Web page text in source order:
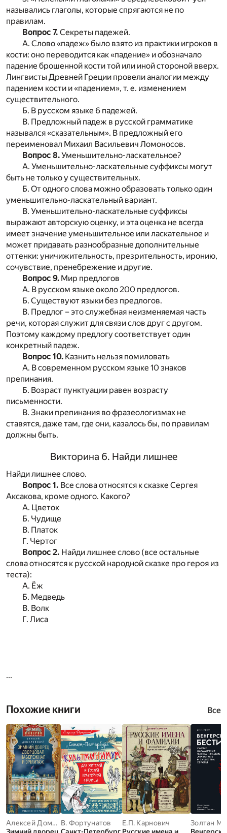
назывались глаголы, которые спрягаются не по
правилам.
Вопрос 7. Секреты падежей.
А. Слово «падеж» было взято из практики игроков в
кости: оно переводится как «падение» и обозначало
падение брошенной кости той или иной стороной вверх.
Лингвисты Древней Греции провели аналогии между
падением кости и «падением», т. е. изменением
существительного.
Б. В русском языке 6 падежей.
В. Предложный падеж в русской грамматике
назывался «сказательным». В предложный его
переименовал Михаил Васильевич Ломоносов.
Вопрос 8.Уменьшительно-ласкательное?
А. Уменьшительно-ласкательные суффиксы могут
быть не только у существительных.
Б. От одного слова можно образовать только один
уменьшительно-ласкательный вариант.
В. Уменьшительно-ласкательные суффиксы
выражают авторскую оценку, и эта оценка не всегда
имеет значение уменьшительное или ласкательное и
может придавать разнообразные дополнительные
оттенки: уничижительность, презрительность, иронию,
сочувствие, пренебрежение и другие.
Вопрос 9. Мир предлогов
А. В русском языке около 200 предлогов.
Б. Существуют языки без предлогов.
В. Предлог – это служебная неизменяемая часть
речи, которая служит для связи слов друг с другом.
Поэтому каждому предлогу соответствует один
конкретный падеж.
Вопрос 10. Казнить нельзя помиловать
А. В современном русском языке 10 знаков
препинания.
Б. Возраст пунктуации равен возрасту
письменности.
В. Знаки препинания во фразеологизмах не
ставятся, даже там, где они, казалось бы, по правилам
должны быть.
Викторина 6. Найди лишнее
Найди лишнее слово.
Вопрос 1. Все слова относятся к сказке Сергея
Аксакова, кроме одного. Какого?
А. Цветок
Б. Чудище
В. Платок
Г. Чертог
Вопрос 2. Найди лишнее слово (все остальные
слова относятся к русской народной сказке про героя из
теста):
А. Ёж
Б. Медведь
В. Волк
Г. Лиса
...
Похожие книги Все
Алексей Домбровский В. Фортунатов
Е.П. Карнович
Золтан